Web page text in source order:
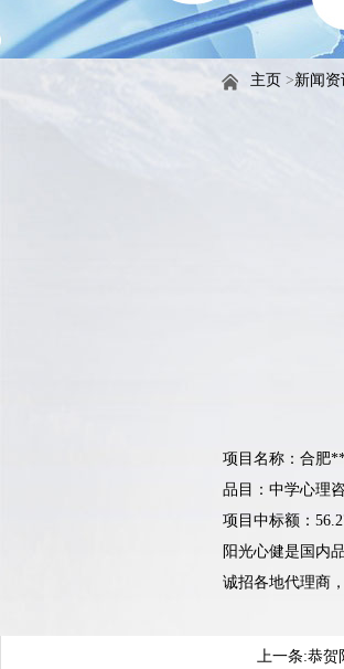
主页 >新闻资
项目名称： 合肥
品目：中学心理
项目中标额：
阳光心健是国内
诚招各地代理商，
上一条:恭贺